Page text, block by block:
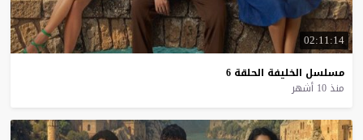
02:11:14
مسلسل الخليفة الحلقة 6
منذ 10 أشهر